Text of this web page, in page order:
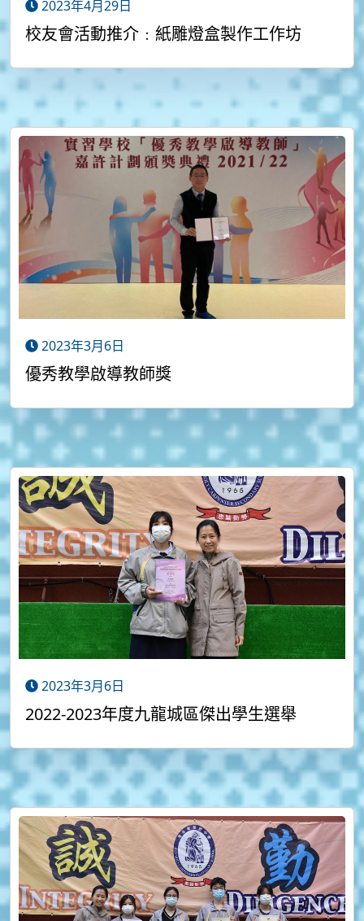
2023年4月29日
校友會活動推介﹕紙雕燈盒製作工作坊
2023年3月6日
優秀教學啟導教師獎
2023年3月6日
2022-2023年度九龍城區傑出學生選舉